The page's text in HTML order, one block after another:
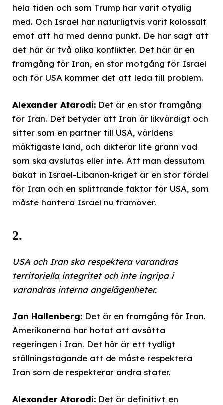
hela tiden och som Trump har varit otydlig
med. Och Israel har naturligtvis varit kolossalt
emot att ha med denna punkt. De har sagt att
det här är två olika konflikter. Det här är en
framgång för Iran, en stor motgång för Israel
och för USA kommer det att leda till problem.
Alexander Atarodi: Det är en stor framgång
för Iran. Det betyder att Iran är likvärdigt och
sitter som en partner till USA, världens
mäktigaste land, och dikterar lite grann vad
som ska avslutas eller inte. Att man dessutom
bakat in Israel-Libanon-kriget är en stor fördel
för Iran och en splittrande faktor för USA, som
måste hantera Israel nu framöver.
2.
USA och Iran ska respektera varandras
territoriella integritet och inte ingripa i
varandras interna angelägenheter.
Jan Hallenberg: Det är en framgång för Iran.
Amerikanerna har hotat att avsätta
regeringen i Iran. Det här är ett tydligt
ställningstagande att de måste respektera
Iran som de respekterar andra stater.
Alexander Atarodi: Det är definitivt en